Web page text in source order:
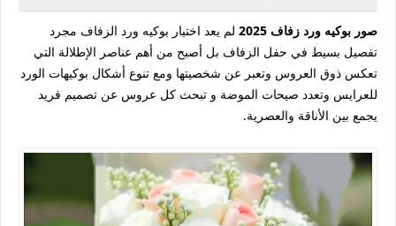
صور بوكيه ورد زفاف 2025 لم يعد اختيار بوكيه ورد الزفاف مجرد
تفصيل بسيط في حفل الزفاف بل أصبح من أهم عناصر الإطلالة التي
تعكس ذوق العروس وتعبر عن شخصيتها ومع تنوع أشكال بوكيهات الورد
للعرايس وتعدد صيحات الموضة و تبحث كل عروس عن تصميم فريد
يجمع بين الأناقة والعصرية.